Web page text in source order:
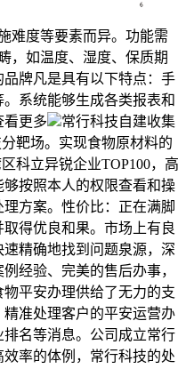
难度等要素而异。功能需
，如温度、湿度、保质期
牌凡是具有以下特点：手
系统能够生成各类报表和
看更多
常行科技自建收集
靶场。实现食物原材料的
科立异锐企业TOP100，高
按照本人的权限查看和操
方案。性价比：正在满脚
得优良和果。市场上有良
精确地找到问题泉源，深
经验、完美的售后办事，
平安办理供给了无力的支
准处理客户的平安运营办
名等消息。公司成立常行
率的体例，常行科技的处